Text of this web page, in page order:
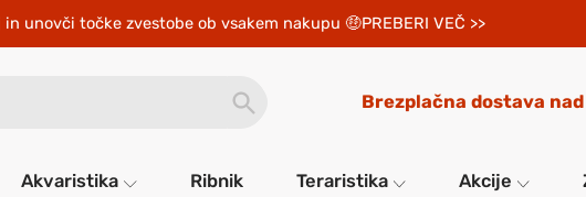
in unovči točke zvestobe ob vsakem nakupu PREBERI VEČ >>
BUTTON
Brezplačna dostava
Akvaristika Ribnik Teraristika Akcije